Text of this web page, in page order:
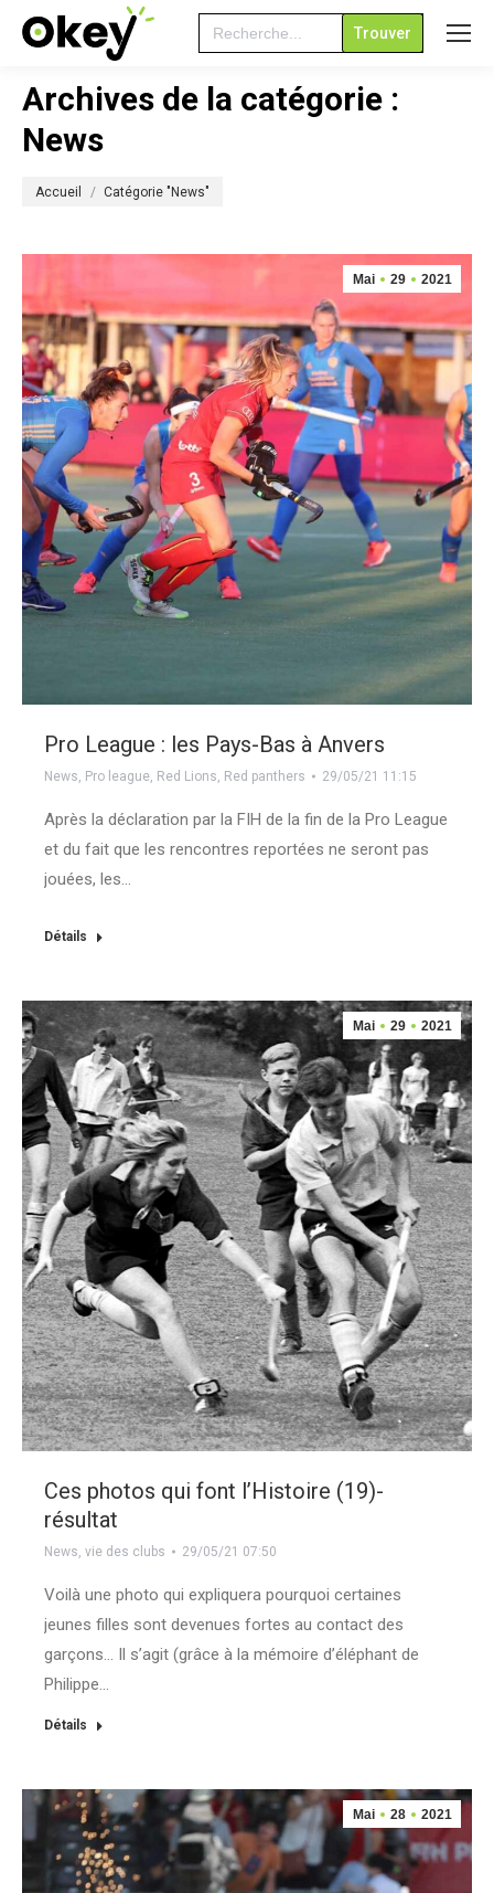
Search
for:
Archives de la catégorie :
News
Accueil Catégorie "News"
Mai 29 2021
Pro League : les Pays-Bas à Anvers
News, Pro league, Red Lions, Red panthers 29/05/21 11:15
Après la déclaration par la FIH de la fin de la Pro League
et du fait que les rencontres reportées ne seront pas
jouées, les…
Détails
Mai 29 2021
Ces photos qui font l’Histoire (19)-
résultat
News, vie des clubs 29/05/21 07:50
Voilà une photo qui expliquera pourquoi certaines
jeunes filles sont devenues fortes au contact des
garçons… Il s’agit (grâce à la mémoire d’éléphant de
Philippe…
Détails
Mai 28 2021